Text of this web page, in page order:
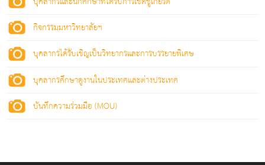
กิจกรรมมหาวิทยาลัยฯ
บุคลากรได้รับเชิญเป็นวิทยากรและการบรรยายพิเศษ
บุคลากรศึกษาดูงานในประเทศและต่างประเทศ
บันทึกความร่วมมือ (MOU)